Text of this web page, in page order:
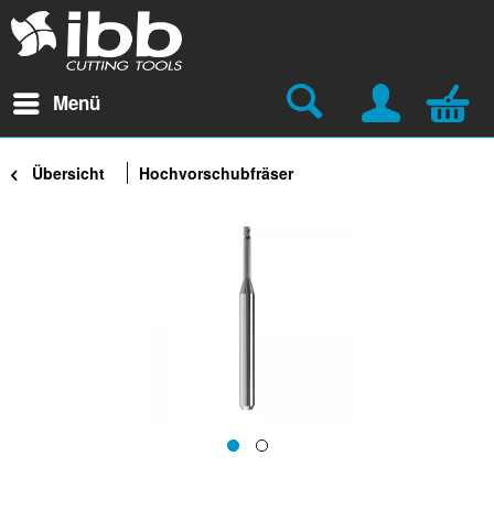
Menü
Übersicht Hochvorschubfräser